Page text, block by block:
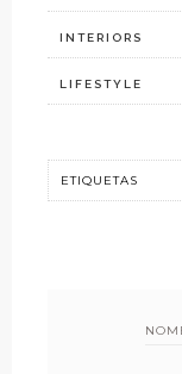
INTERIORS
LIFESTYLE